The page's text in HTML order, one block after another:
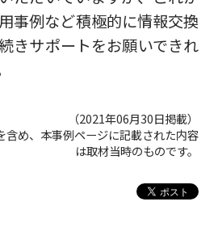
事例など積極的に情報交換
きサポートをお願いできれ
（2021年06月30日掲載）
め、本事例ページに記載された内容
は取材当時のものです。